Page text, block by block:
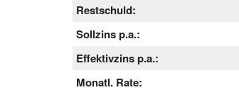
Restschuld:
Sollzins p.a.:
Effektivzins p.a.:
Monatl. Rate: